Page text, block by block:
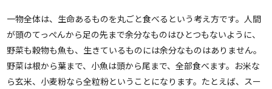
一物全体は、生命あるものを丸ごと食べるという考え方です。人間
が頭のてっぺんから足の先まで余分なものはひとつもないように、
野菜も穀物も魚も、生きているものには余分なものはありません。
野菜は根から葉まで、小魚は頭から尾まで、全部食べます。お米な
ら玄米、小麦粉なら全粒粉ということになります。たとえば、スー